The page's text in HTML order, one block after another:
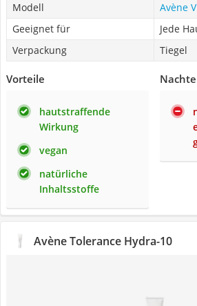
Modell
Avène
Geeignet für
Jede
Verpackung
Tiegel
Vorteile
hautstraffende
Wirkung
vegan
natürliche
Inhaltsstoffe
Avène Tolerance Hydra-10